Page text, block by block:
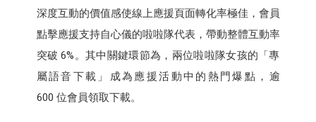
深度互動的價值感使線上應援頁面轉化率極佳，會員
點擊應援支持自心儀的啦啦隊代表，帶動整體互動率
突破 6%。其中關鍵環節為，兩位啦啦隊女孩的「專
屬語音下載」成為應援活動中的熱門爆點，逾
600 位會員領取下載。